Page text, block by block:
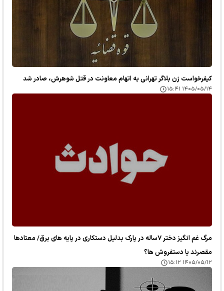
کیفرخواست زن بلاگر تهرانی به اتهام معاونت در قتل شوهرش، صادر شد
۱۴۰۵/۰۵/۱۴ ۱۵:۴۱
مرگ غم انگیز دختر ۷ساله در پارک بدلیل دستکاری در پایه های برق/ معتادها
مقصرند یا دستفروش ها؟
۱۴۰۵/۰۵/۱۲ ۱۵:۱۲